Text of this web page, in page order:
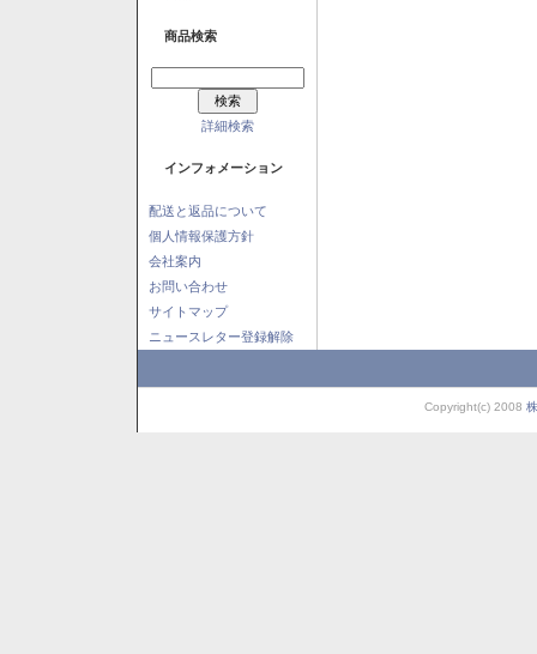
商品検索
詳細検索
インフォメーション
配送と返品について
個人情報保護方針
会社案内
お問い合わせ
サイトマップ
ニュースレター登録解除
Copyright(c) 2008